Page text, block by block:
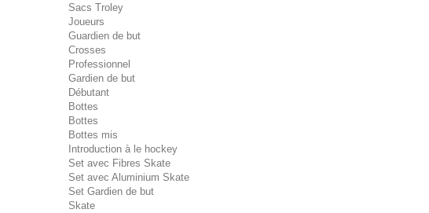
Sacs Troley
Joueurs
Guardien de but
Crosses
Professionnel
Gardien de but
Débutant
Bottes
Bottes
Bottes mis
Introduction à le hockey
Set avec Fibres Skate
Set avec Aluminium Skate
Set Gardien de but
Skate